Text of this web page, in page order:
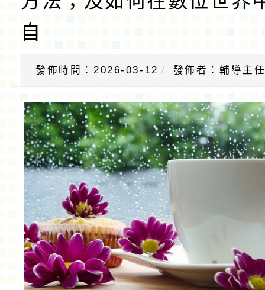
自
發佈時間：2026-03-12 發佈者：輔導主